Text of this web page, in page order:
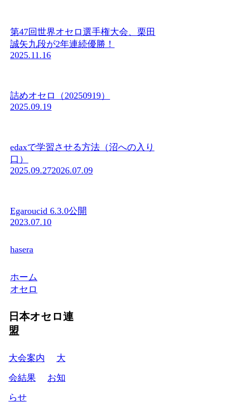
第47回世界オセロ選手権大会、栗田
誠矢九段が2年連続優勝！
2025.11.16
詰めオセロ（20250919）
2025.09.19
edaxで学習させる方法（沼への入り
口）
2025.09.272026.07.09
Egaroucid 6.3.0公開
2023.07.10
hasera
ホーム
オセロ
日本オセロ連
盟
大会案内
大
会結果
お知
らせ